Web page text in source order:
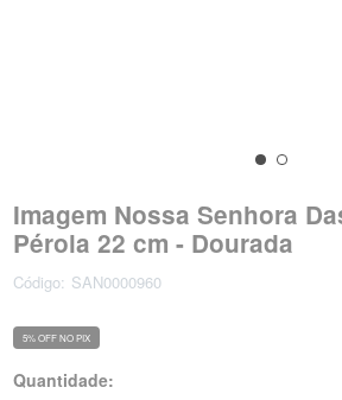
Imagem Nossa Senhora
Pérola 22 cm - Dourada
Código: SAN0000960
5% OFF NO PIX
Quantidade: